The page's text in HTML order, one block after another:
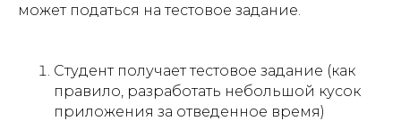
может податься на тестовое задание.
Студент получает тестовое задание (как
правило, разработать небольшой кусок
приложения за отведенное время)